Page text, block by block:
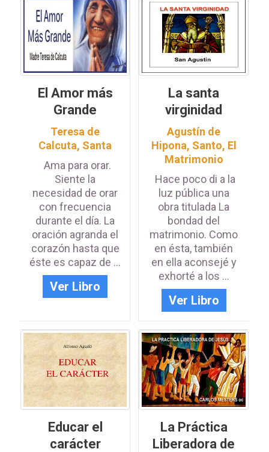
El Amor más
Grande
Teresa de
Calcuta, Santa
Ama para orar.
Siente la
necesidad de orar
con frecuencia
durante el día. La
oración agranda el
corazón hasta que
éste es capaz de ...
Ver Libro
La santa
virginidad
Agustín de
Hipona, Santo, El
Matrimonio
Hace poco di a la
luz pública una
obra titulada La
bondad del
matrimonio. Como
en ésta, también
en ella aconsejé y
exhorté a los ...
Ver Libro
Educar el
carácter
La Práctica
Liberadora de